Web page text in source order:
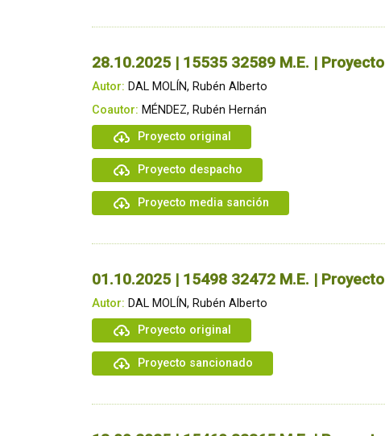
28.10.2025 | 15535 32589 M.E. |
Autor: DAL MOLÍN, Rubén Alberto
Coautor: MÉNDEZ, Rubén Hernán
Proyecto original
Proyecto despacho
Proyecto media sanción
01.10.2025 | 15498 32472 M.E. |
Autor: DAL MOLÍN, Rubén Alberto
Proyecto original
Proyecto sancionado